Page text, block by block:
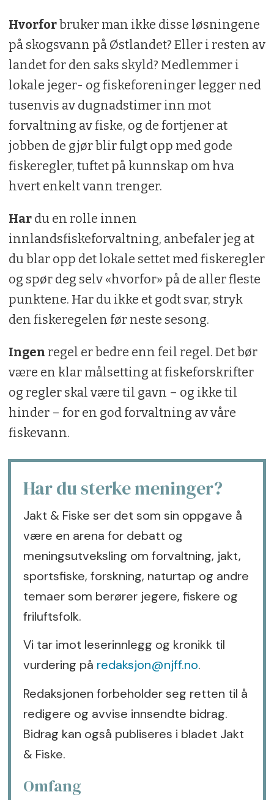
Hvorforbruker man ikke disse løsningene
på skogsvann på Østlandet? Eller i resten av
landet for den saks skyld? Medlemmer i
lokale jeger- og fiskeforeninger legger ned
tusenvis av dugnadstimer inn mot
forvaltning av fiske, og de fortjener at
jobben de gjør blir fulgt opp med gode
fiskeregler, tuftet på kunnskap om hva
hvert enkelt vann trenger.
Hardu en rolle innen
innlandsfiskeforvaltning, anbefaler jeg at
du blar opp det lokale settet med fiskeregler
og spør deg selv «hvorfor» på de aller fleste
punktene. Har du ikke et godt svar, stryk
den fiskeregelen før neste sesong.
Ingen regel er bedre enn feil regel. Det bør
være en klar målsetting at fiskeforskrifter
og regler skal være til gavn – og ikke til
hinder – for en god forvaltning av våre
fiskevann.
Har du sterke meninger?
Jakt & Fiske ser det som sin oppgave å
være en arena for debatt og
meningsutveksling om forvaltning, jakt,
sportsfiske, forskning, naturtap og andre
temaer som berører jegere, fiskere og
friluftsfolk.
Vi tar imot leserinnlegg og kronikk til
vurdering på redaksjon@njff.no.
Redaksjonen forbeholder seg retten til å
redigere og avvise innsendte bidrag.
Bidrag kan også publiseres i bladet Jakt
& Fiske.
Omfang